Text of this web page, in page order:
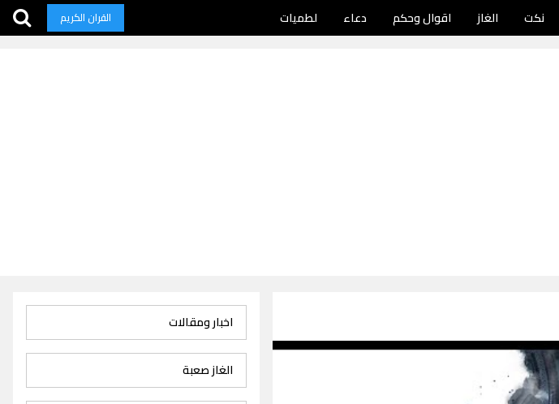
نكت الغاز اقوال وحكم دعاء لطميات القران الكريم
اخبار ومقالات
الغاز صعبة